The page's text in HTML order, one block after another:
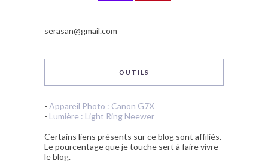
serasan@gmail.com
OUTILS
- Appareil Photo : Canon G7X
- Lumière : Light Ring Neewer
Certains liens présents sur ce blog sont affiliés.
Le pourcentage que je touche sert à faire vivre
le blog.